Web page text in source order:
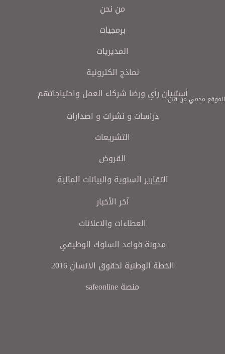
من نحن
برمجيات
المديريات
نماذج الكترونية
أستبيان رأي ورضا شركاء العمل واحتياجاتهم
دراسات و نشرات و اصدارات
التشريعات
القروض
التقارير السنوية والبيانات المالية
آخر الأخبار
العطاءات والاعلانات
مدونة قواعد السلوك الوظيفي
الخطة الوطنية لحقوق الانسان 2016
منصة safeonline
الموقع محمي من قبل